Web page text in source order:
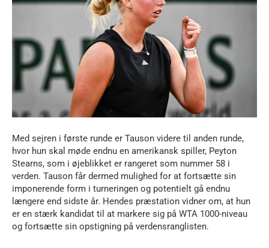
Med sejren i første runde er Tauson videre til anden runde,
hvor hun skal møde endnu en amerikansk spiller, Peyton
Stearns, som i øjeblikket er rangeret som nummer 58 i
verden. Tauson får dermed mulighed for at fortsætte sin
imponerende form i turneringen og potentielt gå endnu
længere end sidste år. Hendes præstation vidner om, at hun
er en stærk kandidat til at markere sig på WTA 1000-niveau
og fortsætte sin opstigning på verdensranglisten.